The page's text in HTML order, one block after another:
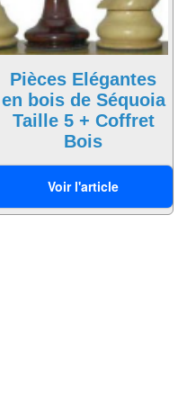
Pièces Elégantes
en bois de Séquoia
Taille 5 + Coffret
Bois
179,00€
Voir l'article